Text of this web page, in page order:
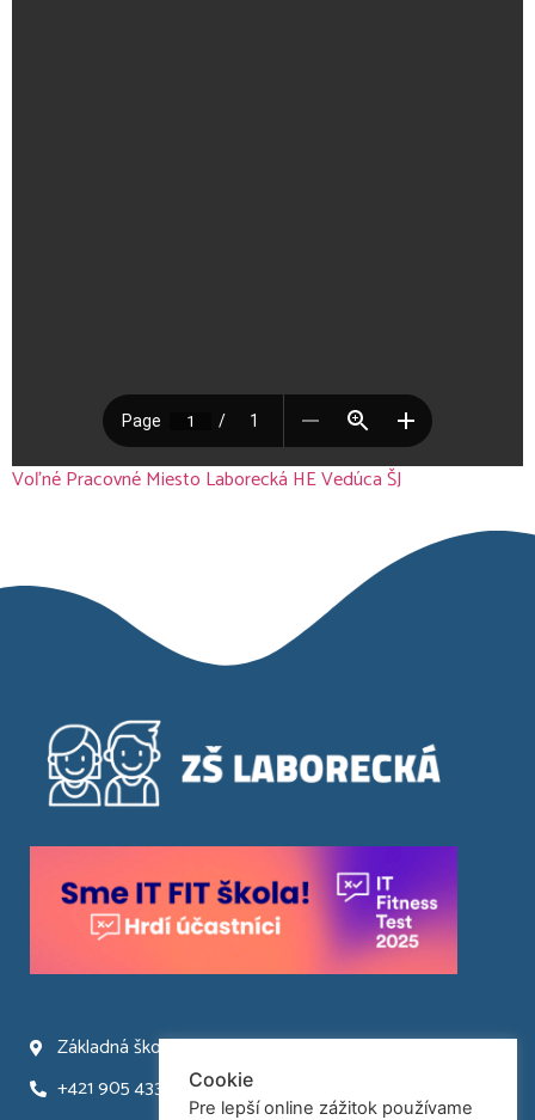
Voľné Pracovné Miesto Laborecká HE Vedúca ŠJ
Základná škola Laborecká 66 Humenné
+421 905 433 945Cookie
Pre lepší online zážitok používame